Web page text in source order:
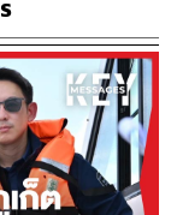
งของระบอบ
กา ในข้อหา
เสียชีวิต ประเทศ
ห้โจมตีชาว
บ” บลานเช
หาทำลาย
ง